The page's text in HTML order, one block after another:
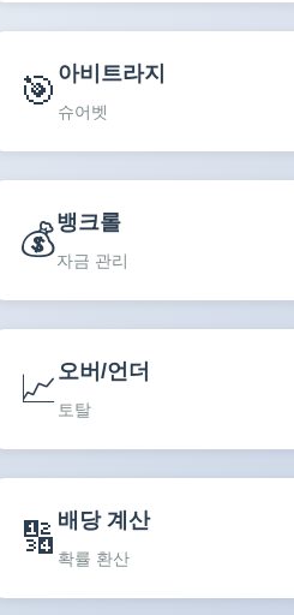
🎯 아비트라지
슈어벳
💰뱅크롤
자금 관리
📈 오버/언더
토탈
🔢 배당 계산
확률 환산